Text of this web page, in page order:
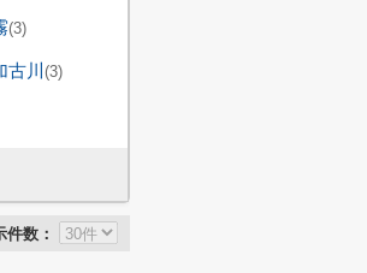
(3)
古川 (3)
件数：